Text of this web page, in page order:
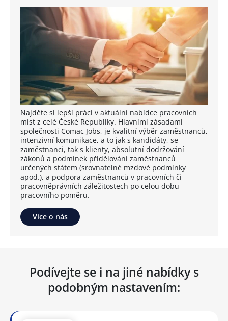
Najděte si lepší práci v aktuální nabídce pracovních
míst z celé České Republiky. Hlavními zásadami
společnosti Comac Jobs, je kvalitní výběr zaměstnanců,
intenzivní komunikace, a to jak s kandidáty, se
zaměstnanci, tak s klienty, absolutní dodržování
zákonů a podmínek přidělování zaměstnanců
určených státem (srovnatelné mzdové podmínky
apod.), a podpora zaměstnanců v pracovních či
pracovněprávních záležitostech po celou dobu
pracovního poměru.
Více o nás
Podívejte se i na jiné nabídky s
podobným nastavením: